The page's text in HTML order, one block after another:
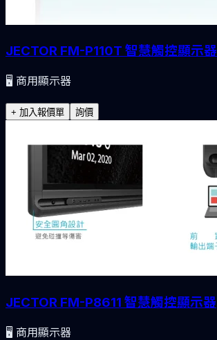
JECTOR FM-P110T 智慧觸控顯示器
🖥️ 商用顯示器
+ 加入報價單 詢價
JECTOR FM-P8611 智慧觸控顯示器
🖥️ 商用顯示器